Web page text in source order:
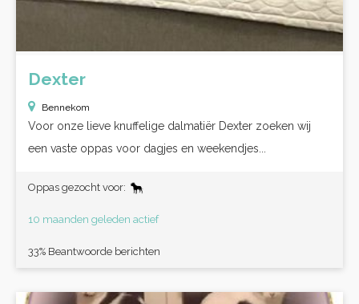
Dexter
Bennekom
Voor onze lieve knuffelige dalmatiër Dexter zoeken wij
een vaste oppas voor dagjes en weekendjes...
Oppas gezocht voor:
10 maanden geleden actief
33% Beantwoorde berichten